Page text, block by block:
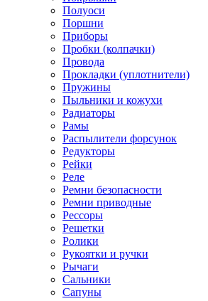
Полуоси
Поршни
Приборы
Пробки (колпачки)
Провода
Прокладки (уплотнители)
Пружины
Пыльники и кожухи
Радиаторы
Рамы
Распылители форсунок
Редукторы
Рейки
Реле
Ремни безопасности
Ремни приводные
Рессоры
Решетки
Ролики
Рукоятки и ручки
Рычаги
Сальники
Сапуны